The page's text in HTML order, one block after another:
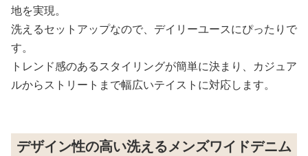
地を実現。
洗えるセットアップなので、デイリーユースにぴったりで
す。
トレンド感のあるスタイリングが簡単に決まり、カジュア
ルからストリートまで幅広いテイストに対応します。
デザイン性の高い洗えるメンズワイドデニム